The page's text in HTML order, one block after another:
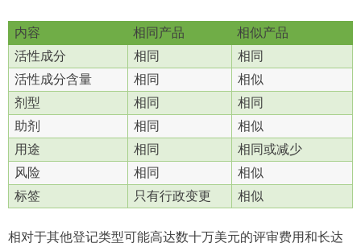
内容 相同产品
相似产品
活性成分
相同
相同
活性成分含量
相同
相似
剂型
相同
相同
助剂
相同
相似
用途
相同
相同或减少
风险
相同
相似
标签
只有行政变更 相似
相对于其他登记类型可能高达数十万美元的评审费用和长达